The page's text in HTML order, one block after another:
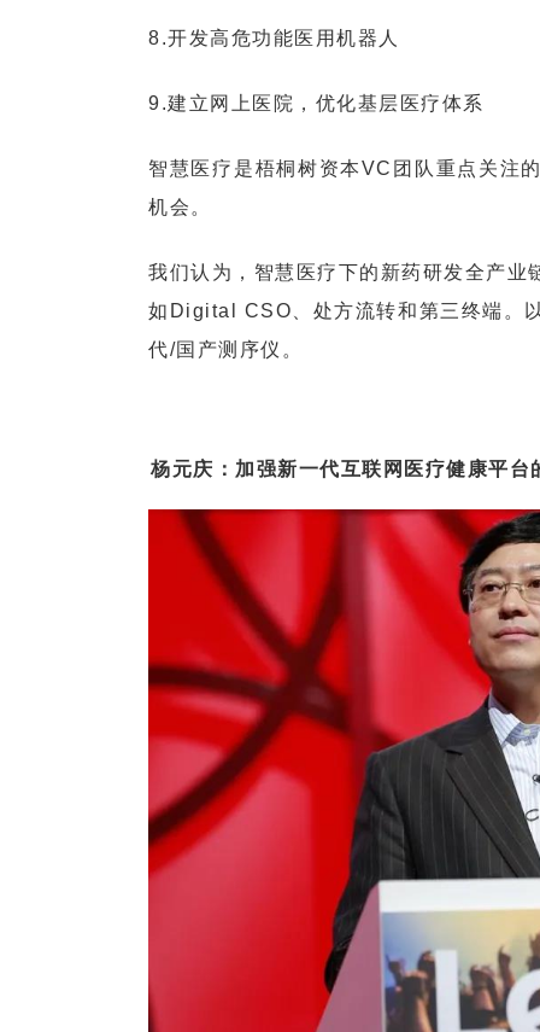
8.开发高危功能医用机器人
9.建立网上医院，优化基层医疗体系
智慧医疗是梧桐树资本VC团队重点关注
机会。
我们认为，智慧医疗下的新药研发全产
如Digital CSO、处方流转和第三终端。
代/国产测序仪。
杨元庆：加强新一代互联网医疗健康平台